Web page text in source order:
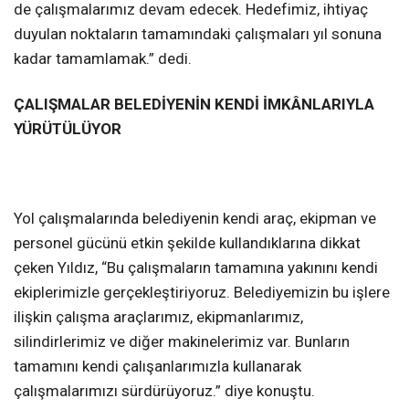
de çalışmalarımız devam edecek. Hedefimiz, ihtiyaç
duyulan noktaların tamamındaki çalışmaları yıl sonuna
kadar tamamlamak.” dedi.
ÇALIŞMALAR BELEDİYENİN KENDİ İMKÂNLARIYLA
YÜRÜTÜLÜYOR
Yol çalışmalarında belediyenin kendi araç, ekipman ve
personel gücünü etkin şekilde kullandıklarına dikkat
çeken Yıldız, “Bu çalışmaların tamamına yakınını kendi
ekiplerimizle gerçekleştiriyoruz. Belediyemizin bu işlere
ilişkin çalışma araçlarımız, ekipmanlarımız,
silindirlerimiz ve diğer makinelerimiz var. Bunların
tamamını kendi çalışanlarımızla kullanarak
çalışmalarımızı sürdürüyoruz.” diye konuştu.